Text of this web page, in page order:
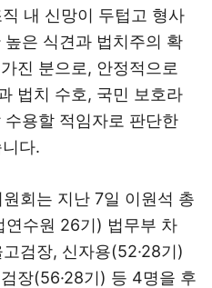
내 신망이 두텁고 형사
은 식견과 법치주의 확
진 분으로, 안정적으로
법치 수호, 국민 보호라
용할 적임자로 판단한
다.
회는 지난 7일 이원석 총
연수원 26기) 법무부 차
검장, 신자용(52·28기)
장(56·28기) 등 4명을 후